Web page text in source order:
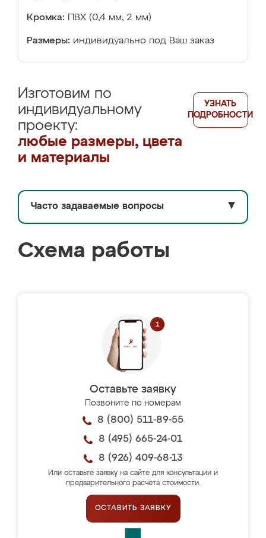
Кромка: ПВХ (0,4 мм, 2 мм)
Размеры: индивидуально под Ваш заказ
Изготовим по
индивидуальному
проекту:
любые размеры, цвета
и материалы
УЗНАТЬ
ПОДРОБНОСТИ
Часто задаваемые вопросы ▼
Схема работы
Оставьте заявку
Позвоните по номерам
8 (800) 511-89-55
8 (495) 665-24-01
8 (926) 409-68-13
Или оставьте заявку на сайте для консультации и
предварительного расчёта стоимости.
ОСТАВИТЬ ЗАЯВКУ